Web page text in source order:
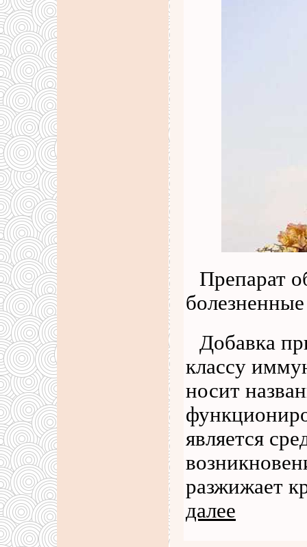
Препарат
Добавка
классу
носит
является
разжижает
далее